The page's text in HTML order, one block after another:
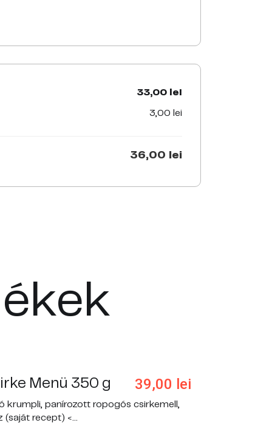
33,00 lei
3,00 lei
36,00 lei
Menü 350 g 39,00 lei
krumpli, panírozott ropogós csirkemell,
(saját recept) <...